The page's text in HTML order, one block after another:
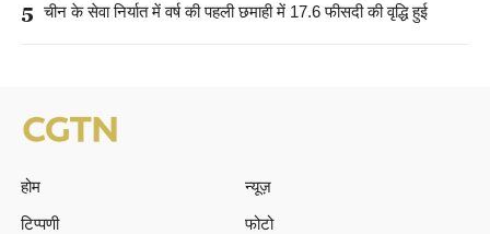
5 चीन के सेवा निर्यात में वर्ष की पहली छमाही में 17.6 फीसदी की वृद्धि हुई
होम
न्यूज़
टिप्पणी
फोटो